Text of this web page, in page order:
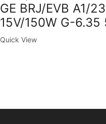
GE BRJ/EVB A1/
15V/150W G-6.35
Quick View